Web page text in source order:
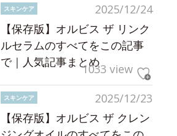
2025/12/24
スキンケア
【保存版】オルビス ザ リンク
ルセラムのすべてをこの記事
で｜人気記事まとめ1033 view
2025/12/23
スキンケア
【保存版】オルビス ザ クレン